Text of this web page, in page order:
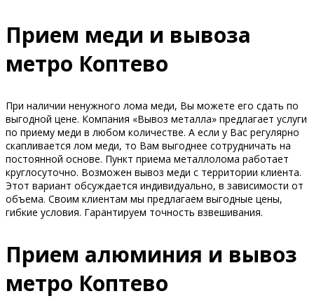
Прием меди и вывоза
метро Коптево
При наличии ненужного лома меди, Вы можете его сдать по
выгодной цене. Компания «Вывоз металла» предлагает услуги
по приему меди в любом количестве. А если у Вас регулярно
скапливается лом меди, то Вам выгоднее сотрудничать на
постоянной основе. Пункт приема металлолома работает
круглосуточно. Возможен вывоз меди с территории клиента.
Этот вариант обсуждается индивидуально, в зависимости от
объема. Своим клиентам мы предлагаем выгодные цены,
гибкие условия. Гарантируем точность взвешивания.
Прием алюминия и вывоз
метро Коптево